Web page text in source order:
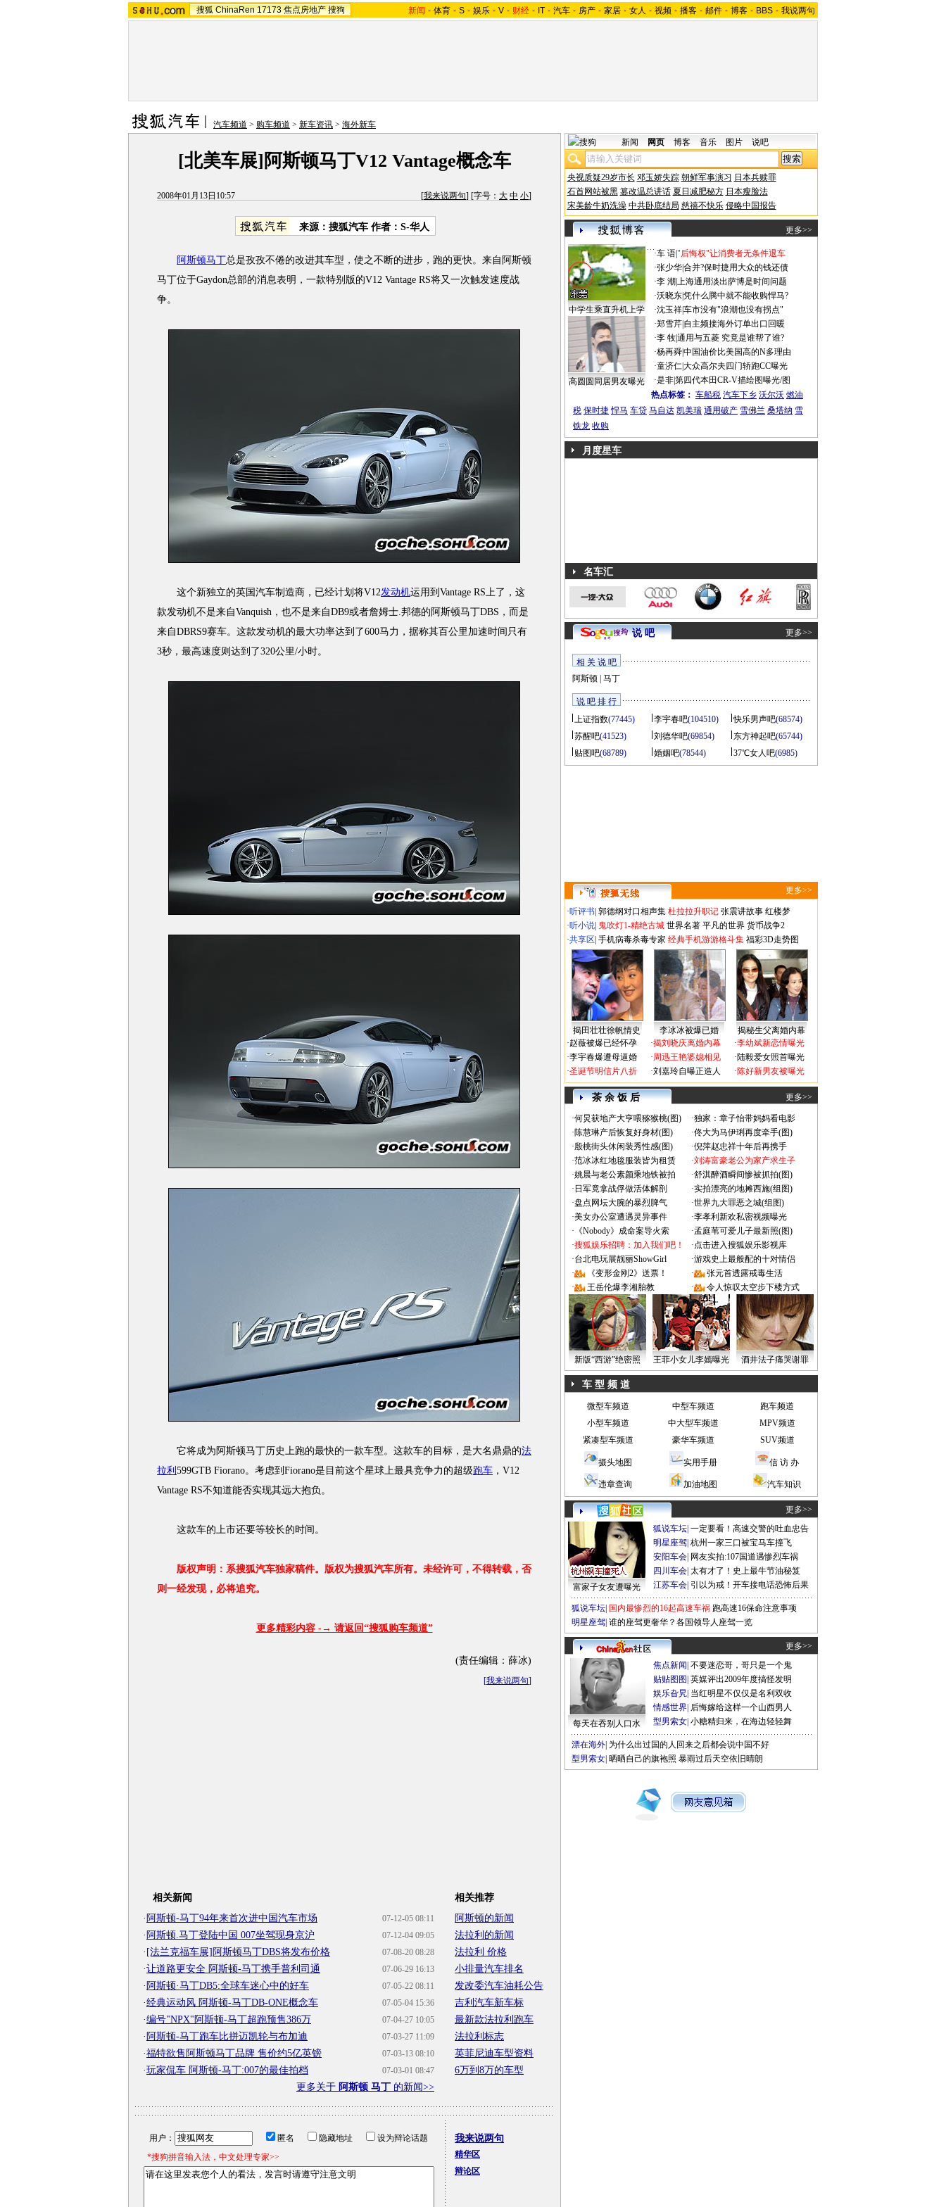
搜狐 ChinaRen 17173 焦点房地产 搜狗 新闻 - 体育 - S - 娱乐 - V - 财经 - IT - 汽车 - 房产 - 家居 - 女人 - 视频 - 播客 - 邮件 - 博客 - BBS - 我说两句
汽车频道 > 购车频道 > 新车资讯 > 海外新车
[北美车展]阿斯顿马丁V12 Vantage概念车
2008年01月13日10:57 [我来说两句] [字号： 大 中 小]
来源：搜狐汽车 作者：S-华人
阿斯顿马丁总是孜孜不倦的改进其车型，使之不断的进步，跑的更快。来自阿斯顿
马丁位于Gaydon总部的消息表明，一款特别版的V12 Vantage RS将又一次触发速度战
争。
这个新独立的英国汽车制造商，已经计划将V12发动机运用到Vantage RS上了，这
款发动机不是来自Vanquish，也不是来自DB9或者詹姆士.邦德的阿斯顿马丁DBS，而是
来自DBRS9赛车。这款发动机的最大功率达到了600马力，据称其百公里加速时间只有
3秒，最高速度则达到了320公里/小时。
它将成为阿斯顿马丁历史上跑的最快的一款车型。这款车的目标，是大名鼎鼎的法
拉利 599GTB Fiorano。考虑到Fiorano是目前这个星球上最具竞争力的超级跑车 ，V12
Vantage RS不知道能否实现其远大抱负。
这款车的上市还要等较长的时间。
版权声明：系搜狐汽车独家稿件。版权为搜狐汽车所有。未经许可，不得转载，否
则一经发现，必将追究。
更多精彩内容 -→ 请返回“搜狐购车频道”
(责任编辑：薛冰)
[我来说两句]
相关新闻
07-12-05 08:11
· 阿斯顿-马丁94年来首次进中国汽车市场
07-12-04 09:05
· 阿斯顿.马丁登陆中国 007坐驾现身京沪
07-08-20 08:28
· [法兰克福车展]阿斯顿马丁DBS将发布价格
07-06-29 16:13
·让道路更安全 阿斯顿-马丁携手普利司通
07-05-22 08:11
· 阿斯顿·马丁DB5:全球车迷心中的好车
07-05-04 15:36
·经典运动风 阿斯顿-马丁DB-ONE概念车
07-04-27 10:05
·编号"NPX"阿斯顿-马丁超跑预售386万
07-03-27 11:09
· 阿斯顿-马丁跑车比拼迈凯轮与布加迪
07-03-13 08:10
·福特欲售阿斯顿马丁品牌 售价约5亿英镑
07-03-01 08:47
·玩家侃车 阿斯顿-马丁:007的最佳拍档
更多关于 阿斯顿 马丁 的新闻>>
相关推荐
阿斯顿的新闻
法拉利的新闻
法拉利 价格
小排量汽车排名
发改委汽车油耗公告
吉利汽车新车标
最新款法拉利跑车
法拉利标志
英菲尼迪车型资料
6万到8万的车型
用户： 匿名 隐藏地址
设为辩论话题
*搜狗拼音输入法，中文处理专家>>
我来说两句
精华区
辩论区
新闻 网页 博客 音乐 图片 说吧
央视质疑29岁市长 邓玉娇失踪 朝鲜军事演习 日本兵赎罪
石首网站被黑 篡改温总讲话 夏日减肥秘方 日本瘦脸法
宋美龄牛奶洗澡 中共卧底结局 慈禧不快乐 侵略中国报告
更多>>
中学生乘直升机上学
高圆圆同居男友曝光
·车 语|"后悔权"让消费者无条件退车
·张少华|合并?保时捷用大众的钱还债
·李 潮 上海通用淡出萨博是时间问题
·沃晓东|凭什么腾中就不能收购悍马?
·沈玉祥|车市没有"浪潮也没有拐点"
·郑雪芹| 自主频接海外订单出口回暖
·李 牧|通用与五菱 究竟是谁帮了谁?
·杨再舜|中国油价比美国高的N多理由
·童济仁|大众高尔夫四门轿跑CC曝光
·是非|第四代本田CR-V描绘图曝光/图
热点标签： 车船税 汽车下乡 沃尔沃 燃油
税 保时捷 悍马 车贷 马自达 凯美瑞 通用破产 雪佛兰 桑塔纳 雪
铁龙 收购
月度星车
名车汇
说 吧 更多>>
相 关 说 吧
阿斯顿| 马丁
说 吧 排 行
上证指数(77445) 李宇春吧(104510) 快乐男声吧(68574)
苏醒吧(41523) 刘德华吧(69854) 东方神起吧(65744)
贴图吧(68789) 婚姻吧(78544) 37℃女人吧(6985)
更多>>
·听评书 郭德纲对口相声集 杜拉拉升职记 张震讲故事 红楼梦
·听小说 鬼吹灯1-精绝古城 世界名著 平凡的世界 货币战争2
·共享区 手机病毒杀毒专家 经典手机游游格斗集 福彩3D走势图
揭田壮壮徐帆情史 李冰冰被爆已婚
揭秘生父离婚内幕
·赵薇被爆已经怀孕
·李宇春爆遭母逼婚
·圣诞节明信片八折
·揭刘晓庆离婚内幕
·周迅王艳婆媳相见
·刘嘉玲自曝正造人
·李幼斌新恋情曝光
·陆毅爱女照首曝光
·陈好新男友被曝光
茶 余 饭 后 更多>>
·何炅获地产大亨喂猕猴桃(图) ·独家：章子怡带妈妈看电影
·陈慧琳产后恢复好身材(图) ·佟大为马伊琍再度牵手(图)
·殷桃街头休闲装秀性感(图) ·倪萍赵忠祥十年后再携手
·范冰冰红地毯服装皆为租赁 ·刘涛富豪老公为家产求生子
·姚晨与老公素颜乘地铁被拍 ·舒淇醉酒瞬间惨被抓拍(图)
· 日军竟拿战俘做活体解剖 ·实拍漂亮的地摊西施(组图)
·盘点网坛大腕的暴烈脾气 ·世界九大罪恶之城(组图)
·美女办公室遭遇灵异事件 ·李孝利新欢私密视频曝光
· 《Nobody》成命案导火索 ·孟庭苇可爱儿子最新照(图)
·搜狐娱乐招聘：加入我们吧！ ·点击进入搜狐娱乐影视库
·台北电玩展靓丽ShowGirl ·游戏史上最般配的十对情侣
·
《变形金刚2》送票！ ·
张元首透露戒毒生活
·
王岳伦爆李湘胎教 · 令人惊叹太空步下楼方式
新版“西游”绝密照 王菲小女儿李嫣曝光 酒井法子痛哭谢罪
车 型 频 道
微型车频道 中型车频道
跑车频道
小型车频道
中大型车频道
MPV频道
紧凑型车频道
豪华车频道 SUV频道
摄头地图 实用手册 信 访 办
违章查询 加油地图 汽车知识
更多>>
富家子女友遭曝光
狐说车坛 一定要看！高速交警的吐血忠告
明星座驾 杭州一家三口被宝马车撞飞
安阳车会 网友实拍:107国道遇惨烈车祸
四川车会 太有才了！史上最牛节油秘笈
江苏车会 引以为戒！开车接电话恐怖后果
狐说车坛 国内最惨烈的16起高速车祸 跑高速16保命注意事项
明星座驾 谁的座驾更奢华？各国领导人座驾一览
更多>>
每天在吞别人口水
焦点新闻 不要迷恋哥，哥只是一个鬼
贴贴图图 英媒评出2009年度搞怪发明
娱乐旮旯 当红明星不仅仅是名利双收
情感世界 后悔嫁给这样一个山西男人
型男索女 小糖精归来，在海边轻轻舞
漂在海外 为什么出过国的人回来之后都会说中国不好
型男索女 晒晒自己的旗袍照 暴雨过后天空依旧晴朗